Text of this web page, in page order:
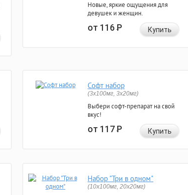
Новые, яркие ощущения для
девушек и женщин.
от 116Р Купить
Софт набор
(3x100мг, 3x20мг)
Выбери софт-препарат на свой
вкус!
от 117Р Купить
Набор "Три в одном"
(10x100мг, 20x20мг)